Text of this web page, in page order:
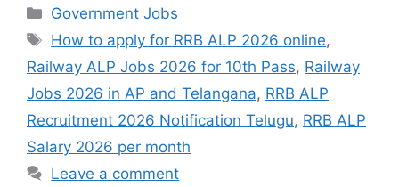
Categories
Government Jobs
Tags
How to apply for RRB ALP 2026 online,
Railway ALP Jobs 2026 for 10th Pass, Railway
Jobs 2026 in AP and Telangana, RRB ALP
Recruitment 2026 Notification Telugu, RRB ALP
Salary 2026 per month
Leave a comment